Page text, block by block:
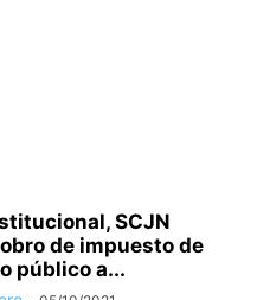
SCJN
de impuesto de
público a...